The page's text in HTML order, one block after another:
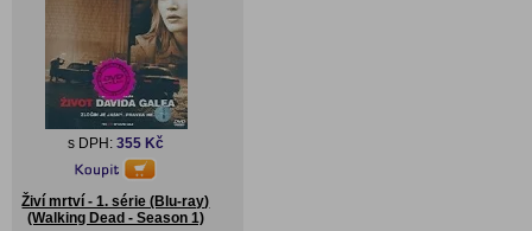
s DPH: 355 Kč
Živí mrtví - 1. série (Blu-ray)
(Walking Dead - Season 1)